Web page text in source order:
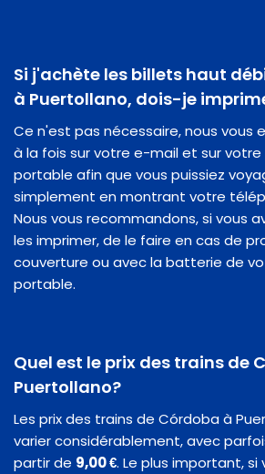
Si j'achète les billets haut
à Puertollano, dois-je
Ce n'est pas nécessaire, nous vous
à la fois sur votre e-mail et sur
portable afin que vous puissiez
simplement en montrant votre
Nous vous recommandons, si vous
les imprimer, de le faire en cas de
couverture ou avec la batterie de
portable.
Quel est le prix des trains de
Puertollano?
Les prix des trains de Córdoba à
varier considérablement, avec
partir de 9,00 €. Le plus important, si